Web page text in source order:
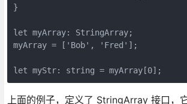
}
let myArray: StringArray;
myArray = ['Bob', 'Fred'];
let myStr: string = myArray[0];
上面的例子，定义了 StringArray 接口，